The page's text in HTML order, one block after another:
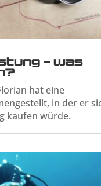
– was
hat eine
in der er
kaufen würde.